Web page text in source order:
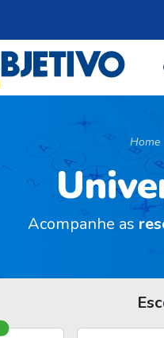
Home
Acompanhe as